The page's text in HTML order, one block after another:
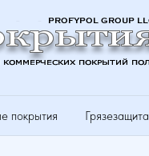
покрытия Грязезащита